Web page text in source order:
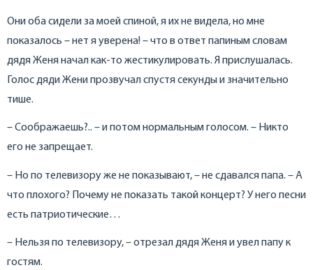
Они оба сидели за моей спиной, я их не видела, но мне
показалось – нет я уверена! – что в ответ папиным словам
дядя Женя начал как-то жестикулировать. Я прислушалась.
Голос дяди Жени прозвучал спустя секунды и значительно
тише.
– Соображаешь?.. – и потом нормальным голосом. – Никто
его не запрещает.
– Но по телевизору же не показывают, – не сдавался папа. – А
что плохого? Почему не показать такой концерт? У него песни
есть патриотические…
– Нельзя по телевизору, – отрезал дядя Женя и увел папу к
гостям.